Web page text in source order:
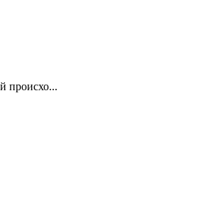
происхо...